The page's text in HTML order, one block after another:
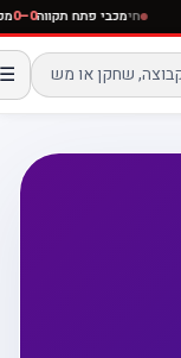
חימכבי פתח תקווה0–0
☰